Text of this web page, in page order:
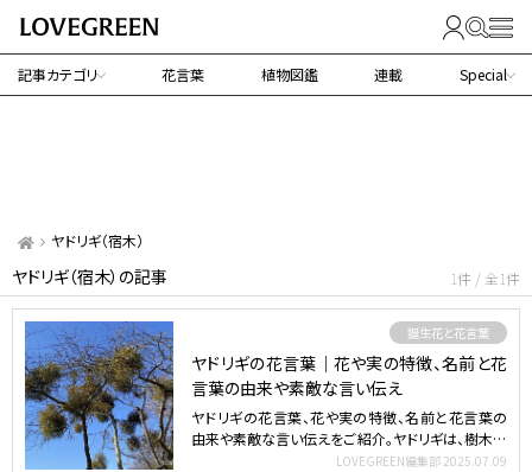
記事カテゴリ 花言葉 植物図鑑 連載 Special
ヤドリギ（宿木）
ヤドリギ（宿木）の記事 1件 / 全1件
誕生花と花言葉
ヤドリギの花言葉｜花や実の特徴、名前と花
言葉の由来や素敵な言い伝え
ヤドリギの花言葉、花や実の特徴、名前と花言葉の
由来や素敵な言い伝えをご紹介。ヤドリギは、樹木の
LOVEGREEN編集部 2025.07.09